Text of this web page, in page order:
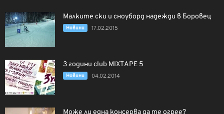
Малките ски и сноуборд надежди в Боровец
Новини 17.02.2015
3 години club MIXTAPE 5
Новини 04.02.2014
Може ли една консерва да те огрее?